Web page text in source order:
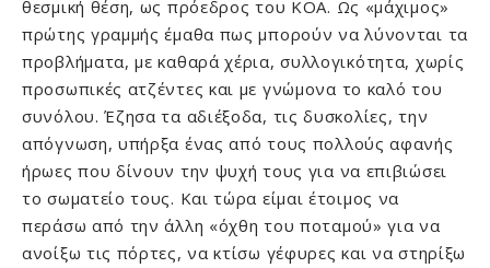
θεσμική θέση, ως πρόεδρος του ΚΟΑ. Ως «μάχιμος»
πρώτης γραμμής έμαθα πως μπορούν να λύνονται τα
προβλήματα, με καθαρά χέρια, συλλογικότητα, χωρίς
προσωπικές ατζέντες και με γνώμονα το καλό του
συνόλου. Έζησα τα αδιέξοδα, τις δυσκολίες, την
απόγνωση, υπήρξα ένας από τους πολλούς αφανής
ήρωες που δίνουν την ψυχή τους για να επιβιώσει
το σωματείο τους. Και τώρα είμαι έτοιμος να
περάσω από την άλλη «όχθη του ποταμού» για να
ανοίξω τις πόρτες, να κτίσω γέφυρες και να στηρίξω